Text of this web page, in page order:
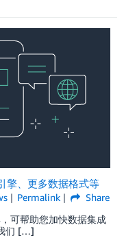
擎、更多数据格式等
Permalink
Share
可帮助您加快数据集成
们 […]